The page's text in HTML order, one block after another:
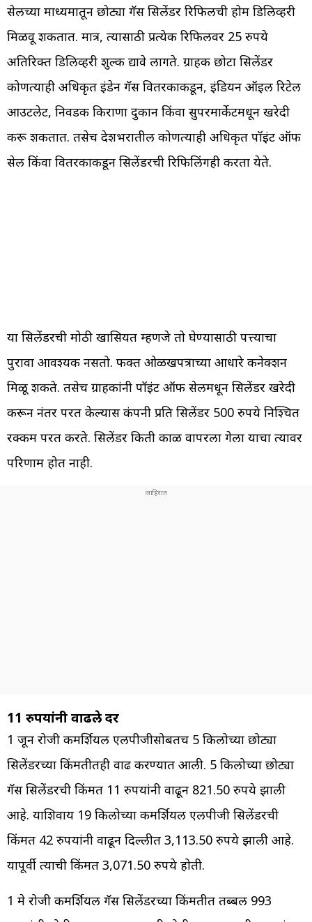
सेलच्या माध्यमातून छोट्या गॅस सिलेंडर रिफिलची होम डिलिव्हरी
मिळवू शकतात. मात्र, त्यासाठी प्रत्येक रिफिलवर 25 रुपये
अतिरिक्त डिलिव्हरी शुल्क द्यावे लागते. ग्राहक छोटा सिलेंडर
कोणत्याही अधिकृत इंडेन गॅस वितरकाकडून, इंडियन ऑइल रिटेल
आउटलेट, निवडक किराणा दुकान किंवा सुपरमार्केटमधून खरेदी
करू शकतात. तसेच देशभरातील कोणत्याही अधिकृत पॉइंट ऑफ
सेल किंवा वितरकाकडून सिलेंडरची रिफिलिंगही करता येते.
या सिलेंडरची मोठी खासियत म्हणजे तो घेण्यासाठी पत्त्याचा
पुरावा आवश्यक नसतो. फक्त ओळखपत्राच्या आधारे कनेक्शन
मिळू शकते. तसेच ग्राहकांनी पॉइंट ऑफ सेलमधून सिलेंडर खरेदी
करून नंतर परत केल्यास कंपनी प्रति सिलेंडर 500 रुपये निश्चित
रक्कम परत करते. सिलेंडर किती काळ वापरला गेला याचा त्यावर
परिणाम होत नाही.
11 रुपयांनी वाढले दर
1 जून रोजी कमर्शियल एलपीजीसोबतच 5 किलोच्या छोट्या
सिलेंडरच्या किंमतीतही वाढ करण्यात आली. 5 किलोच्या छोट्या
गॅस सिलेंडरची किंमत 11 रुपयांनी वाढून 821.50 रुपये झाली
आहे. याशिवाय 19 किलोच्या कमर्शियल एलपीजी सिलेंडरची
किंमत 42 रुपयांनी वाढून दिल्लीत 3,113.50 रुपये झाली आहे.
यापूर्वी त्याची किंमत 3,071.50 रुपये होती.
1 मे रोजी कमर्शियल गॅस सिलेंडरच्या किंमतीत तब्बल 993